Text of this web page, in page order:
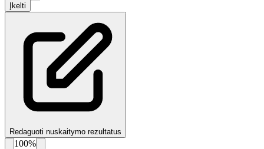
Įkelti
Redaguoti nuskaitymo rezultatus
100%